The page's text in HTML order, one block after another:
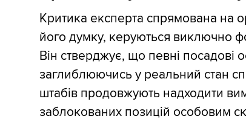
Критика експерта спрямована на
його думку, керуються виключно
Він стверджує, що певні посадові
заглиблюючись у реальний стан
штабів продовжують надходити
заблокованих позицій особовим